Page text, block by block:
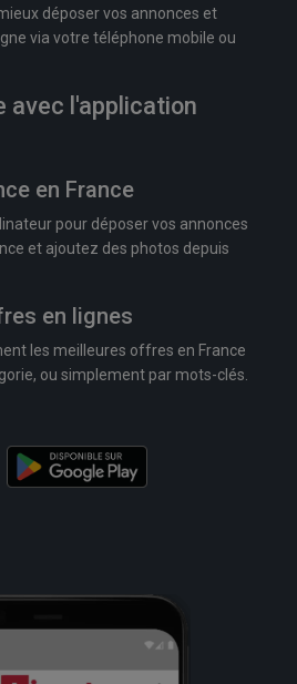
déposer vos annonces et
via votre téléphone mobile ou
avec l'application
en France
pour déposer vos annonces
et ajoutez des photos depuis
en lignes
les meilleures offres en France
ou simplement par mots-clés.